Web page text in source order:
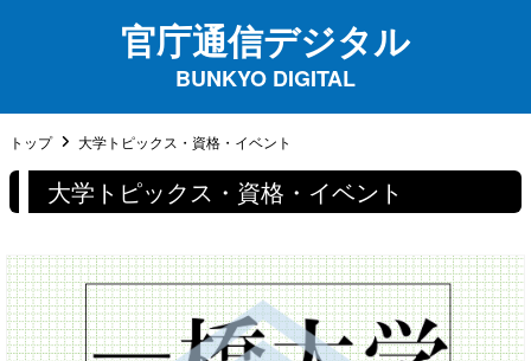
官庁通信デジタル
BUNKYO DIGITAL
トップ 大学トピックス・資格・イベント
大学トピックス・資格・イベント